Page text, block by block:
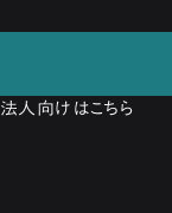
法人向けはこちら